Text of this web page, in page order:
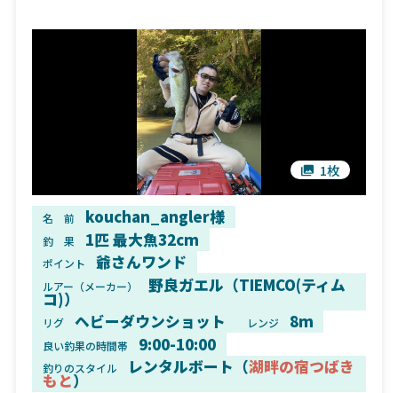
1枚
名 前 kouchan_angler様
釣 果 1匹 最大魚32cm
ポイント 爺さんワンド
ルアー（メーカー） 野良ガエル（TIEMCO(ティム
コ)）
リグ ヘビーダウンショット レンジ 8m
良い釣果の時間帯 9:00-10:00
釣りのスタイル レンタルボート（湖畔の宿つばき
もと）